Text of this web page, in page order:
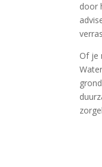
door
Of je